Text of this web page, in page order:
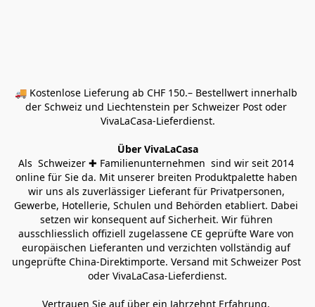
🚚 Kostenlose Lieferung ab CHF 150.– Bestellwert innerhalb
der Schweiz und Liechtenstein per Schweizer Post oder
VivaLaCasa-Lieferdienst.
Über VivaLaCasa
Als  Schweizer ✚ Familienunternehmen  sind wir seit 2014
online für Sie da. Mit unserer breiten Produktpalette haben
wir uns als zuverlässiger Lieferant für Privatpersonen,
Gewerbe, Hotellerie, Schulen und Behörden etabliert. Dabei
setzen wir konsequent auf Sicherheit. Wir führen
ausschliesslich offiziell zugelassene CE geprüfte Ware von
europäischen Lieferanten und verzichten vollständig auf
ungeprüfte China-Direktimporte. Versand mit Schweizer Post
oder VivaLaCasa-Lieferdienst.
Vertrauen Sie auf über ein Jahrzehnt Erfahrung,